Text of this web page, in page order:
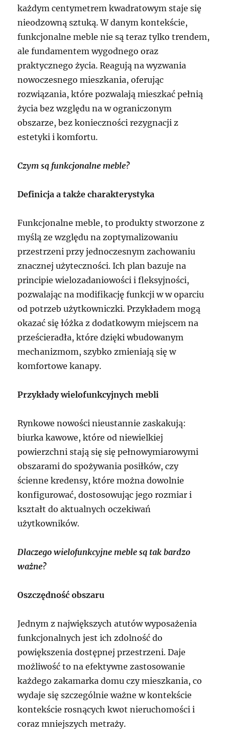
każdym centymetrem kwadratowym staje się
nieodzowną sztuką. W danym kontekście,
funkcjonalne meble nie są teraz tylko trendem,
ale fundamentem wygodnego oraz
praktycznego życia. Reagują na wyzwania
nowoczesnego mieszkania, oferując
rozwiązania, które pozwalają mieszkać pełnią
życia bez względu na w ograniczonym
obszarze, bez konieczności rezygnacji z
estetyki i komfortu.
Czym są funkcjonalne meble?
Definicja a także charakterystyka
Funkcjonalne meble, to produkty stworzone z
myślą ze względu na zoptymalizowaniu
przestrzeni przy jednoczesnym zachowaniu
znacznej użyteczności. Ich plan bazuje na
principie wielozadaniowości i fleksyjności,
pozwalając na modifikację funkcji w w oparciu
od potrzeb użytkowniczki. Przykładem mogą
okazać się łóżka z dodatkowym miejscem na
prześcieradła, które dzięki wbudowanym
mechanizmom, szybko zmieniają się w
komfortowe kanapy.
Przykłady wielofunkcyjnych mebli
Rynkowe nowości nieustannie zaskakują:
biurka kawowe, które od niewielkiej
powierzchni stają się się pełnowymiarowymi
obszarami do spożywania posiłków, czy
ścienne kredensy, które można dowolnie
konfigurować, dostosowując jego rozmiar i
kształt do aktualnych oczekiwań
użytkowników.
Dlaczego wielofunkcyjne meble są tak bardzo
ważne?
Oszczędność obszaru
Jednym z największych atutów wyposażenia
funkcjonalnych jest ich zdolność do
powiększenia dostępnej przestrzeni. Daje
możliwość to na efektywne zastosowanie
każdego zakamarka domu czy mieszkania, co
wydaje się szczególnie ważne w kontekście
kontekście rosnących kwot nieruchomości i
coraz mniejszych metraży.